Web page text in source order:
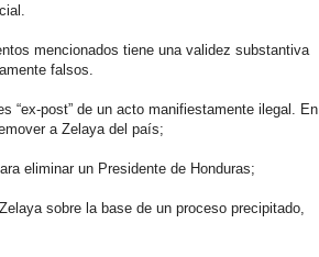
mencionados tiene una validez substantiva
falsos.
“ex-post” de un acto manifiestamente ilegal. En
a Zelaya del país;
eliminar un Presidente de Honduras;
sobre la base de un proceso precipitado,